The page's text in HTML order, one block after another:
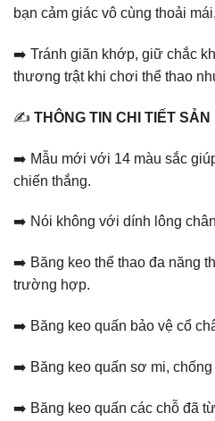
bạn cảm giác vô cùng thoải
➡️ Tránh giãn khớp, giữ chắc
thương trật khi chơi thể thao
✍️ THÔNG TIN CHI TIẾT SẢN
➡️ Mẫu mới với 14 màu sắc
chiến thắng.
➡️ Nói không với dính lông
➡️ Băng keo thể thao đa năng
trường hợp.
➡️ Băng keo quấn bảo vệ cổ
➡️ Băng keo quấn sơ mi, chống
➡️ Băng keo quấn các chỗ đã